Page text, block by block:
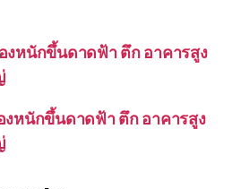
งหนักขึ้นดาดฟ้า ตึก อาคารสูง
หนักขึ้นดาดฟ้า ตึก อาคารสูง